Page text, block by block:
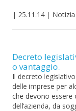
| 25.11.14 |
Decreto
o vantaggio.
Il decreto
delle imprese per
che devono essere
dell’azienda, da